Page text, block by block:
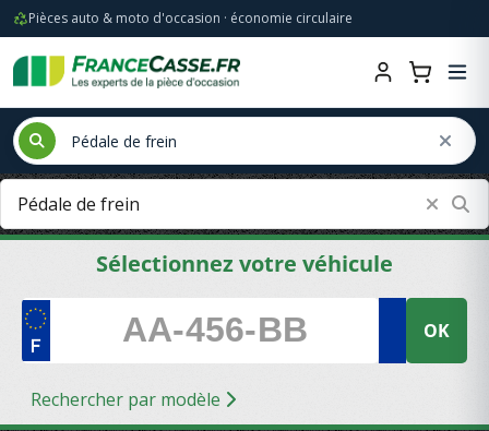
Pièces auto & moto d'occasion · économie circulaire
Sélectionnez votre véhicule
OK
Rechercher par modèle